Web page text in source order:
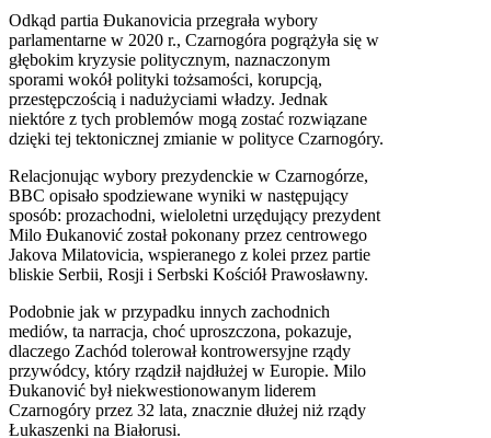
Odkąd partia Đukanovicia przegrała wybory
parlamentarne w 2020 r., Czarnogóra pogrążyła się w
głębokim kryzysie politycznym, naznaczonym
sporami wokół polityki tożsamości, korupcją,
przestępczością i nadużyciami władzy. Jednak
niektóre z tych problemów mogą zostać rozwiązane
dzięki tej tektonicznej zmianie w polityce Czarnogóry.
Relacjonując wybory prezydenckie w Czarnogórze,
BBC opisało spodziewane wyniki w następujący
sposób: prozachodni, wieloletni urzędujący prezydent
Milo Đukanović został pokonany przez centrowego
Jakova Milatovicia, wspieranego z kolei przez partie
bliskie Serbii, Rosji i Serbski Kościół Prawosławny.
Podobnie jak w przypadku innych zachodnich
mediów, ta narracja, choć uproszczona, pokazuje,
dlaczego Zachód tolerował kontrowersyjne rządy
przywódcy, który rządził najdłużej w Europie. Milo
Đukanović był niekwestionowanym liderem
Czarnogóry przez 32 lata, znacznie dłużej niż rządy
Łukaszenki na Białorusi.